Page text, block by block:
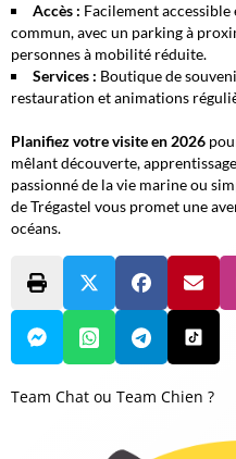
Accès : Facilement
commun, avec un parking à
personnes à mobilité réduite.
Services : Boutique de
restauration et animations
Planifiez votre visite en 2026
mêlant découverte,
passionné de la vie marine ou
de Trégastel vous promet une
océans.
Team Chat ou Team Chien ?